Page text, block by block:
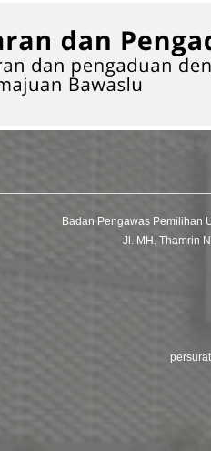
Badan Pengawas Pemilihan
Jl. MH. Thamrin